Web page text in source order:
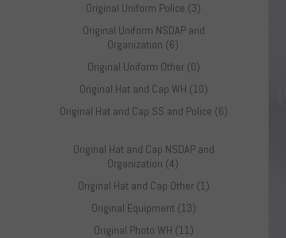
Original Uniform Police (3)
Original Uniform NSDAP and
Organization (6)
Original Uniform Other (0)
Original Hat and Cap WH (10)
Original Hat and Cap SS and Police (6)
Original Hat and Cap NSDAP and
Organization (4)
Original Hat and Cap Other (1)
Original Equipment (13)
Original Photo WH (11)